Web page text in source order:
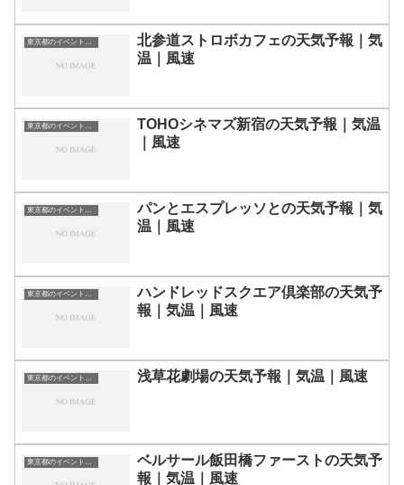
東京都のイベント会場一覧
北参道ストロボカフェの天気予報｜気
温｜風速
東京都のイベント会場一覧
TOHOシネマズ新宿の天気予報｜気温
｜風速
東京都のイベント会場一覧
パンとエスプレッソとの天気予報｜気
温｜風速
東京都のイベント会場一覧
ハンドレッドスクエア倶楽部の天気予
報｜気温｜風速
東京都のイベント会場一覧 浅草花劇場の天気予報｜気温｜風速
東京都のイベント会場一覧
ベルサール飯田橋ファーストの天気予
報｜気温｜風速